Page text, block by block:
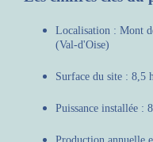
Localisation : Mont
(Val-d'Oise)
Surface du site : 8,5
Puissance installée :